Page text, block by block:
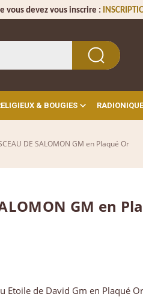
vous devez vous inscrire :
& BOUGIES RADIONIQUE
DE SALOMON GM en Plaqué Or
GM en
Etoile de David Gm en Plaqué Or